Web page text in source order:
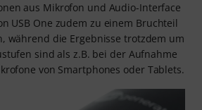
aus Mikrofon und Audio-Interface
USB One zudem zu einem Bruchteil
während die Ergebnisse trotzdem um
sind als z.B. bei der Aufnahme
von Smartphones oder Tablets.